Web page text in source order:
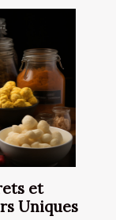
et
Uniques